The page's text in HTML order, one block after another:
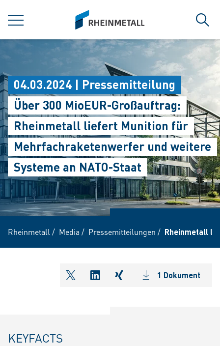
MENÜ
siteLogo
04.03.2024 | Pressemitteilung
Über 300 MioEUR-Großauftrag:
Rheinmetall liefert Munition für
Mehrfachraketenwerfer und weitere
Systeme an NATO-Staat
Rheinmetall / Media / Pressemitteilungen / Rheinmetall
shareOntwitter
shareOnlinkedIn
shareOnxing1 Dokument
KEYFACTS